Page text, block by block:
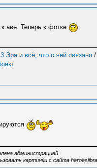
аве. Теперь к фотке
Эра и всё, что с ней связано
администрацией
картинки с сайта